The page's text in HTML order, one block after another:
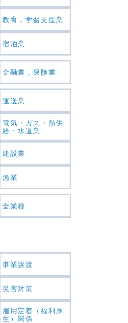
教育，学習支援業
宿泊業
金融業，保険業
運送業
電気・ガス・熱供
給・水道業
建設業
漁業
全業種
事業譲渡
災害対策
雇用定着（福利厚
生）関係